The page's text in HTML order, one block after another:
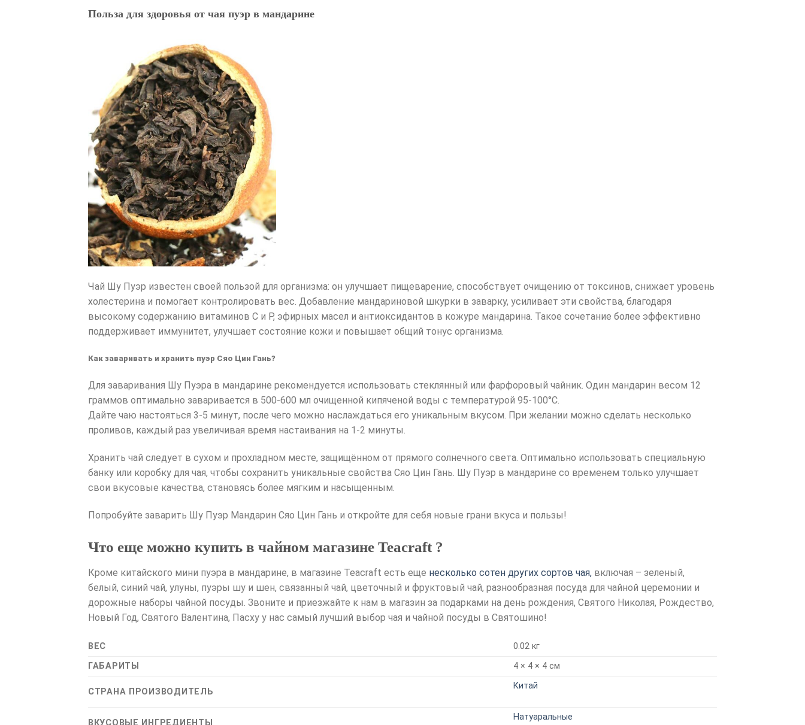
Польза для здоровья от чая пуэр в мандарине
Чай Шу Пуэр известен своей пользой для организма: он улучшает пищеварение, способствует очищению от токсинов, снижает уровень
холестерина и помогает контролировать вес. Добавление мандариновой шкурки в заварку, усиливает эти свойства, благодаря
высокому содержанию витаминов C и P, эфирных масел и антиоксидантов в кожуре мандарина. Такое сочетание более эффективно
поддерживает иммунитет, улучшает состояние кожи и повышает общий тонус организма.
Как заваривать и хранить пуэр Сяо Цин Гань?
Для заваривания Шу Пуэра в мандарине рекомендуется использовать стеклянный или фарфоровый чайник. Один мандарин весом 12
граммов оптимально заваривается в 500-600 мл очищенной кипяченой воды с температурой 95-100°C.
Дайте чаю настояться 3-5 минут, после чего можно наслаждаться его уникальным вкусом. При желании можно сделать несколько
проливов, каждый раз увеличивая время настаивания на 1-2 минуты.
Хранить чай следует в сухом и прохладном месте, защищённом от прямого солнечного света. Оптимально использовать специальную
банку или коробку для чая, чтобы сохранить уникальные свойства Сяо Цин Гань. Шу Пуэр в мандарине со временем только улучшает
свои вкусовые качества, становясь более мягким и насыщенным.
Попробуйте заварить Шу Пуэр Мандарин Сяо Цин Гань и откройте для себя новые грани вкуса и пользы!
Что еще можно купить в чайном магазине Teacraft ?
Кроме китайского мини пуэра в мандарине, в магазине Teacraft есть еще несколько сотен других сортов чая, включая – зеленый,
белый, синий чай, улуны, пуэры шу и шен, связанный чай, цветочный и фруктовый чай, разнообразная посуда для чайной церемонии и
дорожные наборы чайной посуды. Звоните и приезжайте к нам в магазин за подарками на день рождения, Святого Николая, Рождество,
Новый Год, Святого Валентина, Пасху у нас самый лучший выбор чая и чайной посуды в Святошино!
ВЕС
0.02 кг
ГАБАРИТЫ
4 × 4 × 4 см
СТРАНА ПРОИЗВОДИТЕЛЬ
Китай
Натуаральные